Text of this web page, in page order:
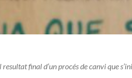
resultat final d’un procés de canvi que